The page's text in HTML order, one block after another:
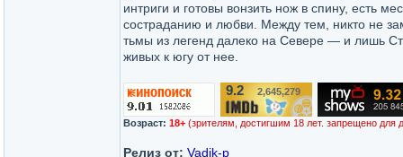
интриги и готовы вонзить нож в спину, есть
состраданию и любви. Между тем, никто не
тьмы из легенд далеко на Севере — и лишь
живых к югу от нее.
9.2 2,645,279
Возраст: 18+ (зрителям, достигшим 18 лет. запрещено для
Релиз от: Vadik-p